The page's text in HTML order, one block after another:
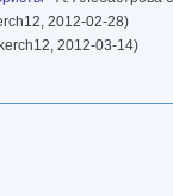
2012-02-28)
2012-03-14)